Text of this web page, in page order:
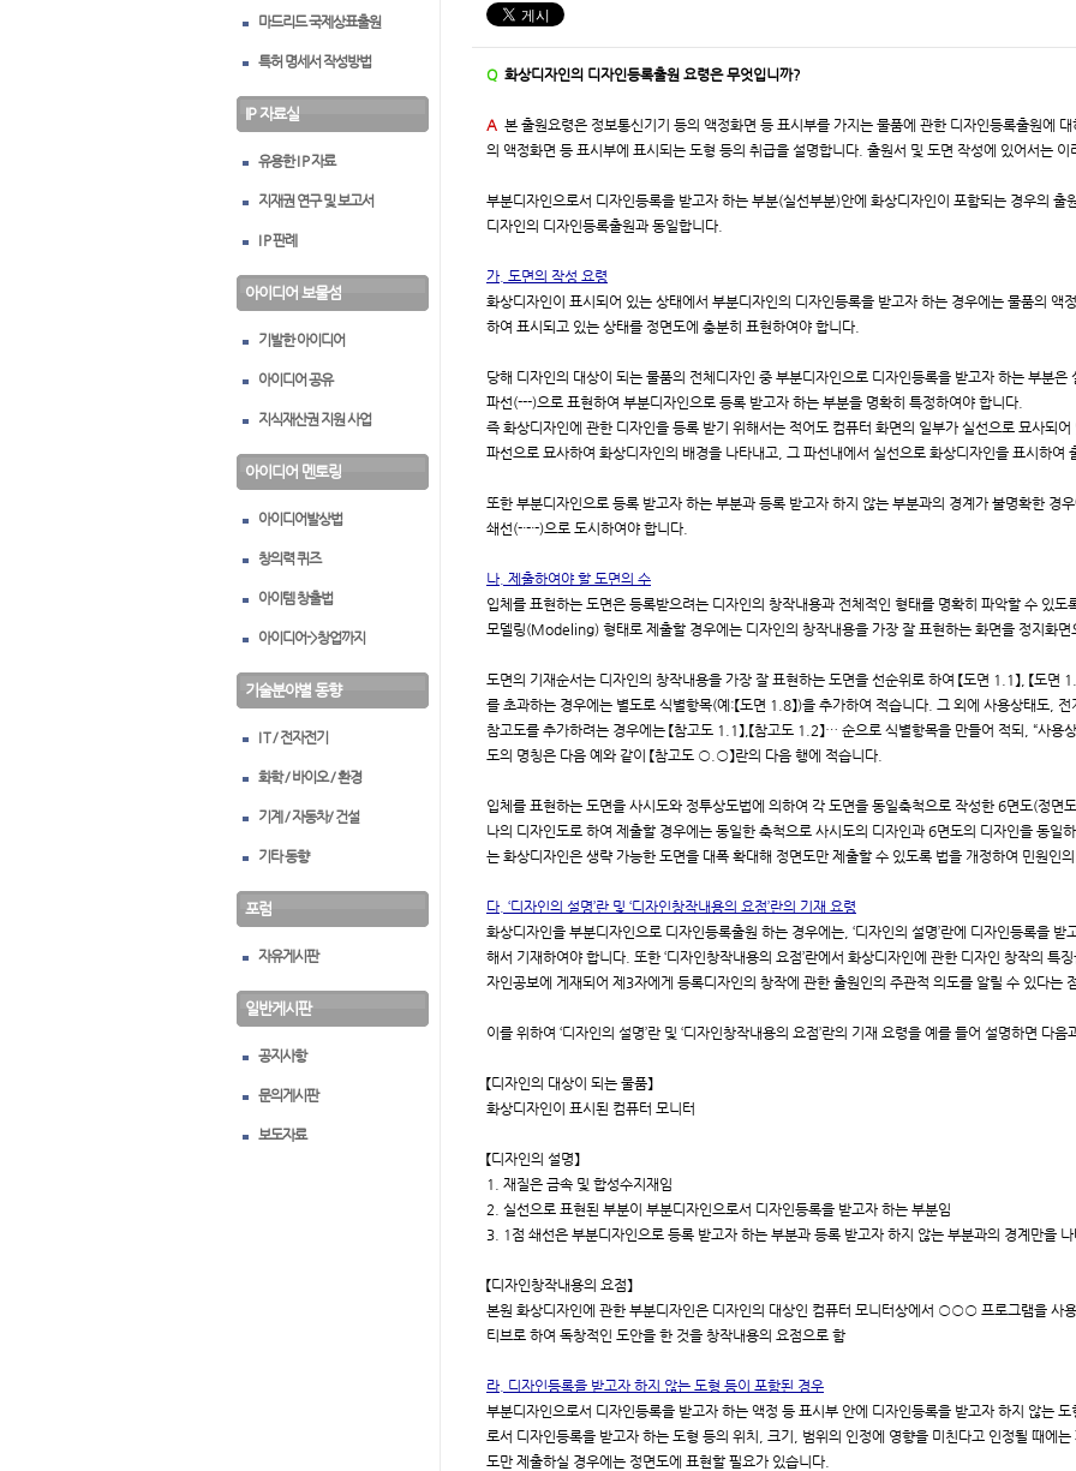
마드리드 국제상표출원
특허 명세서 작성방법
IP 자료실
유용한 I P 자료
지재권 연구 및 보고서
I P 판례
아이디어 보물섬
기발한 아이디어
아이디어 공유
지식재산권 지원 사업
아이디어 멘토링
아이디어발상법
창의력 퀴즈
아이템 창출법
아이디어->창업까지
기술분야별 동향
I T / 전자전기
화학 / 바이오 / 환경
기계 / 자동차/ 건설
기타 동향
포럼
자유게시판
일반게시판
공지사항
문의게시판
보도자료
Q 화상디자인의 디자인등록출원 요령은 무엇입니까?
A 본 출원요령은 정보통신기기 등의 액정화면 등 표시부를 가지는 물품에 관한 디자인등록출원에
의 액정화면 등 표시부에 표시되는 도형 등의 취급을 설명합니다. 출원서 및 도면 작성에 있어서는 이
부분디자인으로서 디자인등록을 받고자 하는 부분(실선부분)안에 화상디자인이 포함되는 경우의
디자인의 디자인등록출원과 동일합니다.
가. 도면의 작성 요령
화상디자인이 표시되어 있는 상태에서 부분디자인의 디자인등록을 받고자 하는 경우에는 물품의 액
하여 표시되고 있는 상태를 정면도에 충분히 표현하여야 합니다.
당해 디자인의 대상이 되는 물품의 전체디자인 중 부분디자인으로 디자인등록을 받고자 하는 부분
파선(---)으로 표현하여 부분디자인으로 등록 받고자 하는 부분을 명확히 특정하여야 합니다.
즉 화상디자인에 관한 디자인을 등록 받기 위해서는 적어도 컴퓨터 화면의 일부가 실선으로 묘사되
파선으로 묘사하여 화상디자인의 배경을 나타내고, 그 파선내에서 실선으로 화상디자인을 표시하여
또한 부분디자인으로 등록 받고자 하는 부분과 등록 받고자 하지 않는 부분과의 경계가 불명확한 경
쇄선(-·-·-)으로 도시하여야 합니다.
나. 제출하여야 할 도면의 수
입체를 표현하는 도면은 등록받으려는 디자인의 창작내용과 전체적인 형태를 명확히 파악할 수 있
모델링(Modeling) 형태로 제출할 경우에는 디자인의 창작내용을 가장 잘 표현하는 화면을 정지화면
도면의 기재순서는 디자인의 창작내용을 가장 잘 표현하는 도면을 선순위로 하여 【도면 1.1】, 【도면
를 초과하는 경우에는 별도로 식별항목(예:【도면 1.8】)을 추가하여 적습니다. 그 외에 사용상태도,
참고도를 추가하려는 경우에는 【참고도 1.1】,【참고도 1.2】… 순으로 식별항목을 만들어 적되, “사용
도의 명칭은 다음 예와 같이 【참고도 ○.○】란의 다음 행에 적습니다.
입체를 표현하는 도면을 사시도와 정투상도법에 의하여 각 도면을 동일축척으로 작성한 6면도(정
나의 디자인도로 하여 제출할 경우에는 동일한 축척으로 사시도의 디자인과 6면도의 디자인을 동
는 화상디자인은 생략 가능한 도면을 대폭 확대해 정면도만 제출할 수 있도록 법을 개정하여 민원인
다. ‘디자인의 설명’란 및 ‘디자인창작내용의 요점’란의 기재 요령
화상디자인을 부분디자인으로 디자인등록출원 하는 경우에는, ‘디자인의 설명’란에 디자인등록을
해서 기재하여야 합니다. 또한 ‘디자인창작내용의 요점’란에서 화상디자인에 관한 디자인 창작의 특
자인공보에 게재되어 제3자에게 등록디자인의 창작에 관한 출원인의 주관적 의도를 알릴 수 있다는
이를 위하여 ‘디자인의 설명’란 및 ‘디자인창작내용의 요점’란의 기재 요령을 예를 들어 설명하면 다음
【디자인의 대상이 되는 물품】
화상디자인이 표시된 컴퓨터 모니터
【디자인의 설명】
1. 재질은 금속 및 합성수지재임
2. 실선으로 표현된 부분이 부분디자인으로서 디자인등록을 받고자 하는 부분임
3. 1점 쇄선은 부분디자인으로 등록 받고자 하는 부분과 등록 받고자 하지 않는 부분과의 경계만을
【디자인창작내용의 요점】
본원 화상디자인에 관한 부분디자인은 디자인의 대상인 컴퓨터 모니터상에서 ○○○ 프로그램을
티브로 하여 독창적인 도안을 한 것을 창작내용의 요점으로 함
라. 디자인등록을 받고자 하지 않는 도형 등이 포함된 경우
부분디자인으로서 디자인등록을 받고자 하는 액정 등 표시부 안에 디자인등록을 받고자 하지 않는
로서 디자인등록을 받고자 하는 도형 등의 위치, 크기, 범위의 인정에 영향을 미친다고 인정될 때에
도만 제출하실 경우에는 정면도에 표현할 필요가 있습니다.